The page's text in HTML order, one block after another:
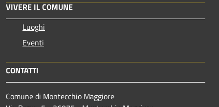
VIVERE IL COMUNE
Luoghi
Eventi
CONTATTI
Comune di Montecchio Maggiore